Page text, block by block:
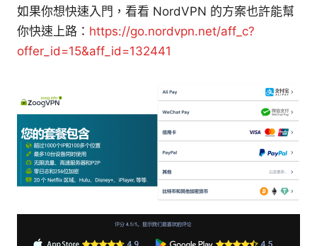
如果你想快速入門，看看 NordVPN 的方案也許能幫
你快速上路： https://go.nordvpn.net/aff_c?
offer_id=15&aff_id=132441